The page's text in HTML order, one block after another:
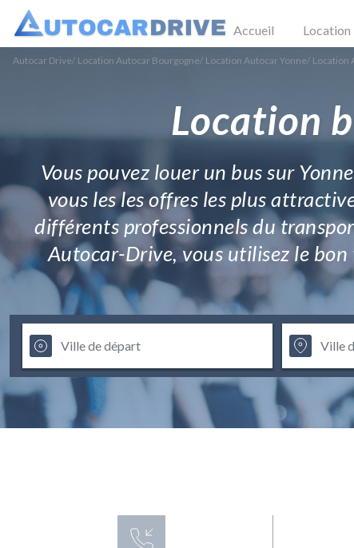
Accueil Location
Autocar Drive/ Location Autocar Bourgogne/ Location Autocar Yonne/ Location
Location
Vous pouvez louer un bus sur
vous les les offres les plus
différents professionnels du
Autocar-Drive, vous utilisez le